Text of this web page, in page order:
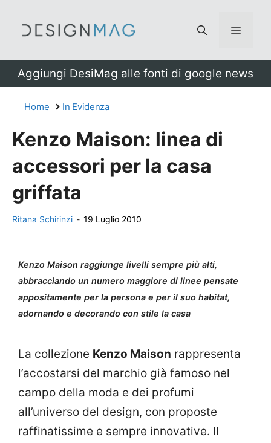
Menu
Aggiungi DesiMag alle fonti di google news
Home In Evidenza
Kenzo Maison: linea di
accessori per la casa
griffata
Ritana Schirinzi - 19 Luglio 2010
Kenzo Maison raggiunge livelli sempre più alti,
abbracciando un numero maggiore di linee pensate
appositamente per la persona e per il suo habitat,
adornando e decorando con stile la casa
La collezione Kenzo Maison rappresenta
l’accostarsi del marchio già famoso nel
campo della moda e dei profumi
all’universo del design, con proposte
raffinatissime e sempre innovative. Il